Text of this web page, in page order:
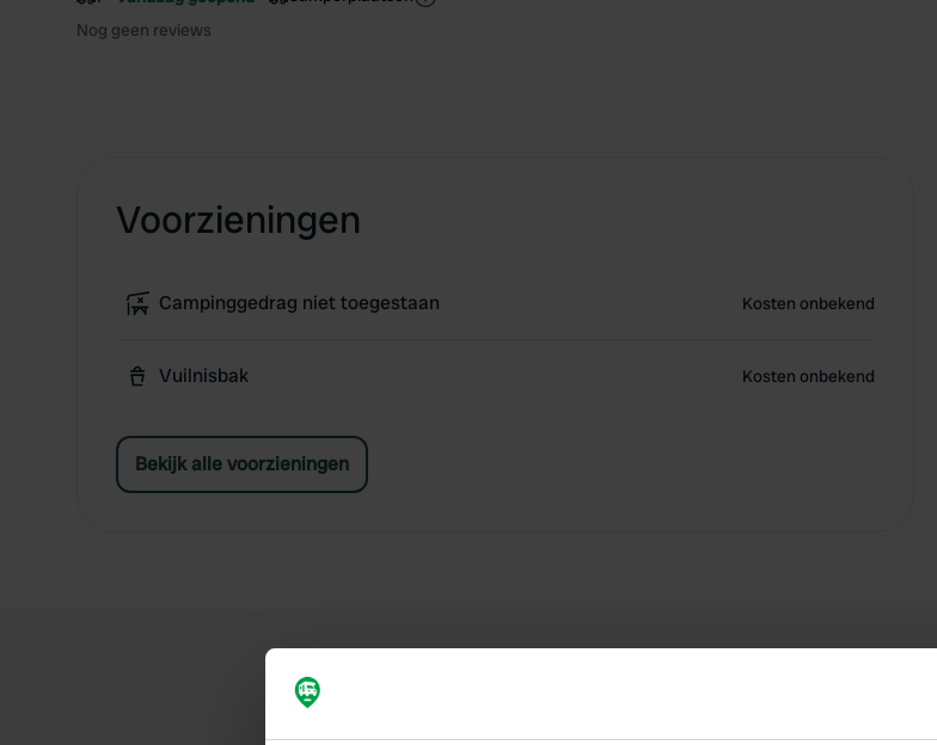
Nog geen reviews
Voorzieningen
Campinggedrag niet toegestaan Kosten onbekend
Vuilnisbak Kosten onbekend
Bekijk alle voorzieningen